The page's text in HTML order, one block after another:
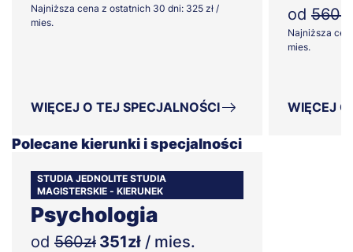
Najniższa cena z ostatnich 30 dni: 325 zł /
mies.
WIĘCEJ O TEJ SPECJALNOŚCI
od 560zł
Najniższa
mies.
WIĘCEJ
Polecane kierunki i specjalności
STUDIA JEDNOLITE STUDIA
MAGISTERSKIE - KIERUNEK
Psychologia
od 560zł 351zł / mies.